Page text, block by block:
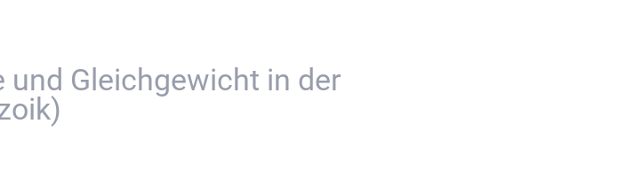
und Gleichgewicht in der